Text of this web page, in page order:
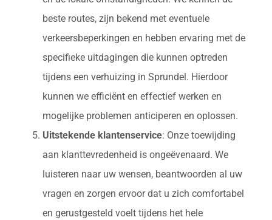
beste routes, zijn bekend met eventuele
verkeersbeperkingen en hebben ervaring met de
specifieke uitdagingen die kunnen optreden
tijdens een verhuizing in Sprundel. Hierdoor
kunnen we efficiënt en effectief werken en
mogelijke problemen anticiperen en oplossen.
Uitstekende klantenservice: Onze toewijding
aan klanttevredenheid is ongeëvenaard. We
luisteren naar uw wensen, beantwoorden al uw
vragen en zorgen ervoor dat u zich comfortabel
en gerustgesteld voelt tijdens het hele